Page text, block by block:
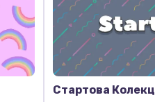
Стартова